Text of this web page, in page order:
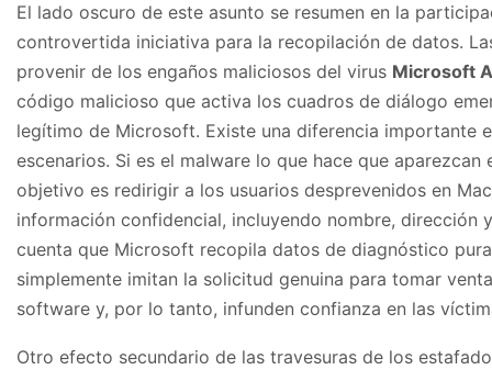
El lado oscuro de este asunto se resumen en la
controvertida iniciativa para la recopilación de datos.
provenir de los engaños maliciosos del virus Microsoft
código malicioso que activa los cuadros de diálogo
legítimo de Microsoft. Existe una diferencia importante
escenarios. Si es el malware lo que hace que
objetivo es redirigir a los usuarios desprevenidos en
información confidencial, incluyendo nombre, dirección
cuenta que Microsoft recopila datos de diagnóstico
simplemente imitan la solicitud genuina para tomar
software y, por lo tanto, infunden confianza en las
Otro efecto secundario de las travesuras de los